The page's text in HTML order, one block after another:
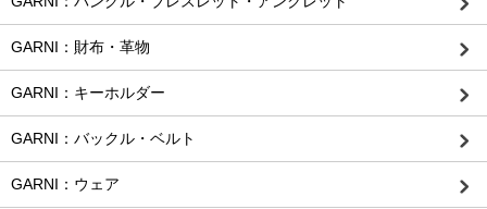
GARNI：財布・革物
GARNI：キーホルダー
GARNI：バックル・ベルト
GARNI：ウェア